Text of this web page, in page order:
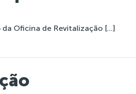
Oficina de Revitalização […]